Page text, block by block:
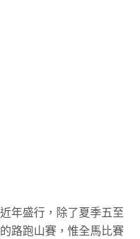
年盛行，除了夏季五至
路跑山賽，惟全馬比賽